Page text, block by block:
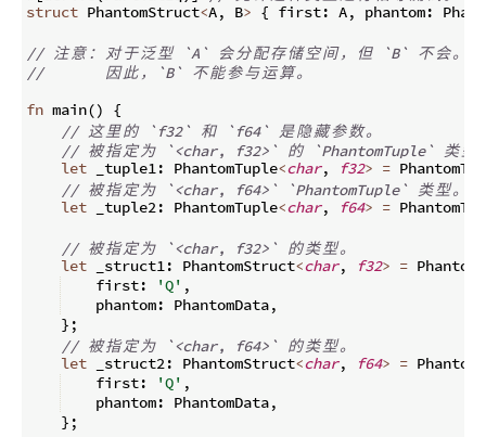
struct PhantomStruct<A, B> { first: A, phantom:
// 注意 ： 对 于泛型 `A` 会 分配存 储空间 ， 但 `B` 不 会。
//
因此 ， `B` 不能参与运算。
fn main()
{
// 这里的 `f32` 和 `f64` 是隐藏参 数。
// 被指定为 `<char, f32>` 的 `PhantomTuple` 类型
let _tuple1: PhantomTuple<char, f32> =
// 被指定为 `<char, f64>` `PhantomTuple` 类型。
let _tuple2: PhantomTuple<char, f64> =
// 被指定为 `<char, f32>` 的类型。
let _struct1: PhantomStruct<char, f32> =
    first
: 'Q' ,
    phantom
: PhantomData,
} ;
// 被指定为 `<char, f64>` 的类型。
let _struct2: PhantomStruct<char, f64> =
    first
: 'Q' ,
    phantom
: PhantomData,
} ;